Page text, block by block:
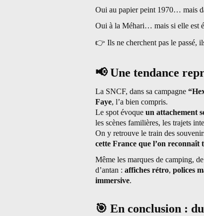
Oui au papier peint 1970… mais
Oui à la Méhari… mais si elle est
👉 Ils ne cherchent pas le passé,
📢Une tendance
La SNCF, dans sa campagne
Faye, l’a bien compris.
Le spot évoque un attachement
les scènes familières, les trajets
On y retrouve le train des
cette France que l’on reconnaît
Même les marques de camping,
d’antan : affiches rétro, polices
immersive.
🎯 En conclusion :